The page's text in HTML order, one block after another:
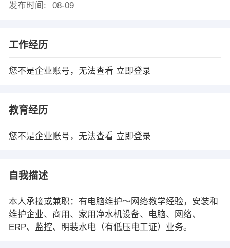
发布时间:
08-09
工作经历
您不是企业账号，无法查看 立即登录
教育经历
您不是企业账号，无法查看 立即登录
自我描述
本人承接或兼职：有电脑维护～网络教学经验，安装和
维护企业、商用、家用净水机设备、电脑、网络、
ERP、监控、明装水电（有低压电工证）业务。